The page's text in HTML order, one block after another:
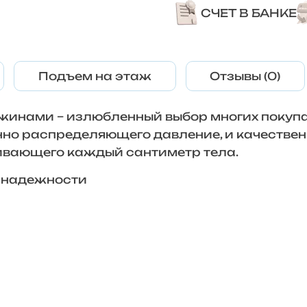
СЧЕТ В БАНКЕ
Подъем на этаж Отзывы (0)
– излюбленный выбор многих
распределяющего давление, и
каждый сантиметр тела.